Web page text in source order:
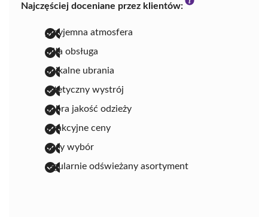
Najczęściej doceniane przez klientów:
przyjemna atmosfera
miła obsługa
unikalne ubrania
estetyczny wystrój
dobra jakość odzieży
atrakcyjne ceny
duży wybór
regularnie odświeżany asortyment